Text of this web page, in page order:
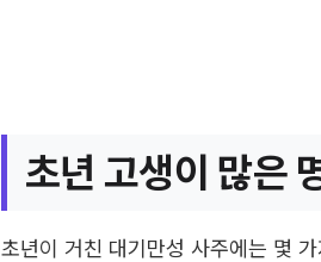
초년 고생이 많은
초년이 거친 대기만성 사주에는 몇